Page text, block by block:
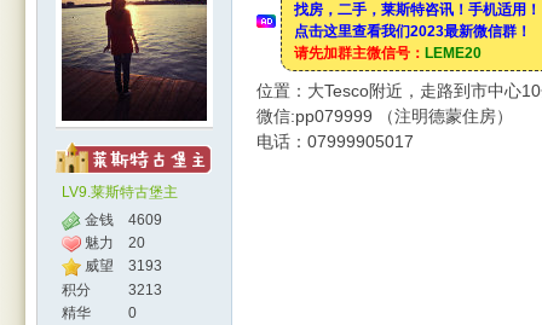
特华
人网
LV9.莱斯特古堡主
金钱
4609
魅力
20
威望
3193
积分
3213
精华
0
找房，二手，莱斯特咨讯！手机适用！
点击这里查看我们2023最新微信群！
请先加群主微信号： LEME20
位置：大Tesco附近，走路到市中心
微信:pp079999 （注明德蒙住房）
电话：07999905017